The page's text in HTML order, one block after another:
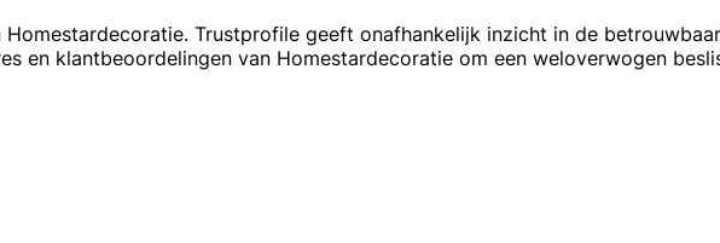
Trustprofile geeft onafhankelijk inzicht in de
en klantbeoordelingen van Homestardecoratie om een weloverwogen